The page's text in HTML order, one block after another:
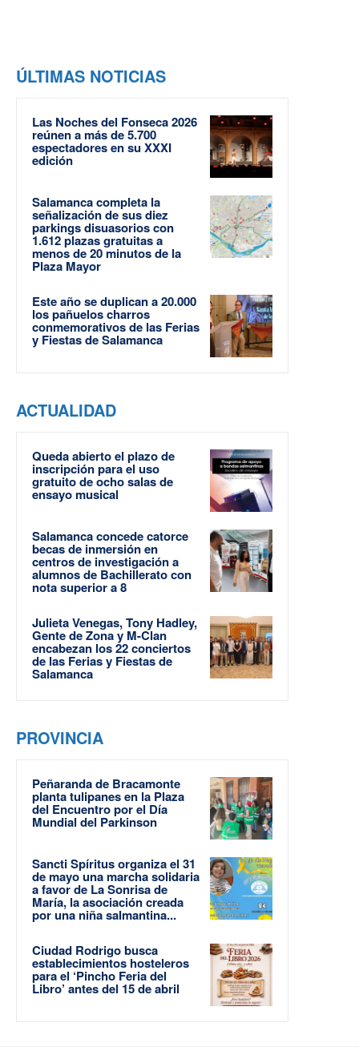
ÚLTIMAS NOTICIAS
Las Noches del Fonseca 2026
reúnen a más de 5.700
espectadores en su XXXI
edición
Salamanca completa la
señalización de sus diez
parkings disuasorios con
1.612 plazas gratuitas a
menos de 20 minutos de la
Plaza Mayor
Este año se duplican a 20.000
los pañuelos charros
conmemorativos de las Ferias
y Fiestas de Salamanca
ACTUALIDAD
Queda abierto el plazo de
inscripción para el uso
gratuito de ocho salas de
ensayo musical
Salamanca concede catorce
becas de inmersión en
centros de investigación a
alumnos de Bachillerato con
nota superior a 8
Julieta Venegas, Tony Hadley,
Gente de Zona y M-Clan
encabezan los 22 conciertos
de las Ferias y Fiestas de
Salamanca
PROVINCIA
Peñaranda de Bracamonte
planta tulipanes en la Plaza
del Encuentro por el Día
Mundial del Parkinson
Sancti Spíritus organiza el 31
de mayo una marcha solidaria
a favor de La Sonrisa de
María, la asociación creada
por una niña salmantina...
Ciudad Rodrigo busca
establecimientos hosteleros
para el ‘Pincho Feria del
Libro’ antes del 15 de abril